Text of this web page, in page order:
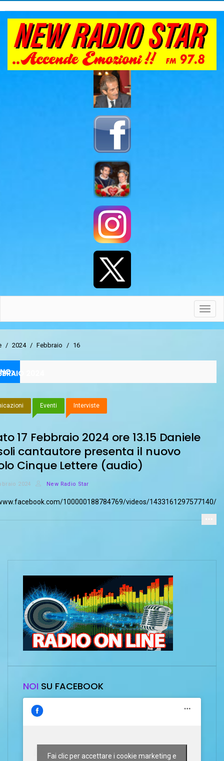
/ 2024 / Febbraio / 16
2024
Eventi Interviste
17 Febbraio 2024 ore 13.15 Daniele
cantautore presenta il nuovo
Cinque Lettere (audio)
2024 New Radio Star
100000188784769/videos/1433161297577140/
NOI SU FACEBOOK
Fai clic per accettare i cookie marketing e